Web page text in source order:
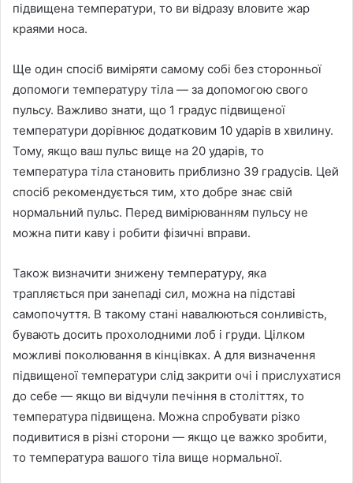
підвищена температури, то ви відразу вловите жар
краями носа.
Ще один спосіб виміряти самому собі без сторонньої
допомоги температуру тіла — за допомогою свого
пульсу. Важливо знати, що 1 градус підвищеної
температури дорівнює додатковим 10 ударів в хвилину.
Тому, якщо ваш пульс вище на 20 ударів, то
температура тіла становить приблизно 39 градусів. Цей
спосіб рекомендується тим, хто добре знає свій
нормальний пульс. Перед вимірюванням пульсу не
можна пити каву і робити фізичні вправи.
Також визначити знижену температуру, яка
трапляється при занепаді сил, можна на підставі
самопочуття. В такому стані навалюються сонливість,
бувають досить прохолодними лоб і груди. Цілком
можливі поколювання в кінцівках. А для визначення
підвищеної температури слід закрити очі і прислухатися
до себе — якщо ви відчули печіння в століттях, то
температура підвищена. Можна спробувати різко
подивитися в різні сторони — якщо це важко зробити,
то температура вашого тіла вище нормальної.